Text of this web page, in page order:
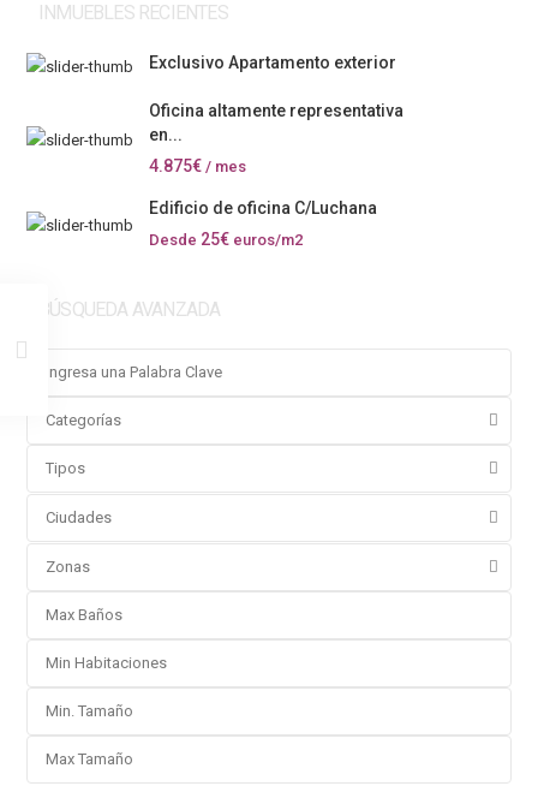
INMUEBLES RECIENTES
Exclusivo Apartamento exterior
Oficina altamente representativa
en...
4.875€ / mes
Edificio de oficina C/Luchana
Desde 25€ euros/m2
BÚSQUEDA AVANZADA
Categorías
Tipos
Ciudades
Zonas